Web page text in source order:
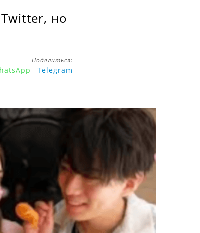
но
Поделиться:
Telegram